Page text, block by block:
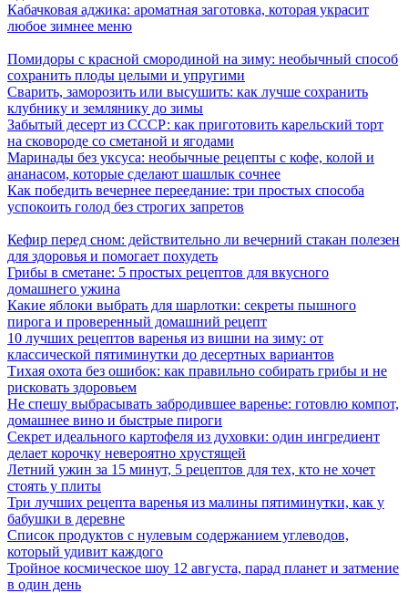
Кабачковая аджика: ароматная заготовка, которая украсит
любое зимнее меню
Помидоры с красной смородиной на зиму: необычный способ
сохранить плоды целыми и упругими
Сварить, заморозить или высушить: как лучше сохранить
клубнику и землянику до зимы
Забытый десерт из СССР: как приготовить карельский торт
на сковороде со сметаной и ягодами
Маринады без уксуса: необычные рецепты с кофе, колой и
ананасом, которые сделают шашлык сочнее
Как победить вечернее переедание: три простых способа
успокоить голод без строгих запретов
Кефир перед сном: действительно ли вечерний стакан полезен
для здоровья и помогает похудеть
Грибы в сметане: 5 простых рецептов для вкусного
домашнего ужина
Какие яблоки выбрать для шарлотки: секреты пышного
пирога и проверенный домашний рецепт
10 лучших рецептов варенья из вишни на зиму: от
классической пятиминутки до десертных вариантов
Тихая охота без ошибок: как правильно собирать грибы и не
рисковать здоровьем
Не спешу выбрасывать забродившее варенье: готовлю компот,
домашнее вино и быстрые пироги
Секрет идеального картофеля из духовки: один ингредиент
делает корочку невероятно хрустящей
Летний ужин за 15 минут, 5 рецептов для тех, кто не хочет
стоять у плиты
Три лучших рецепта варенья из малины пятиминутки, как у
бабушки в деревне
Список продуктов с нулевым содержанием углеводов,
который удивит каждого
Тройное космическое шоу 12 августа, парад планет и затмение
в один день